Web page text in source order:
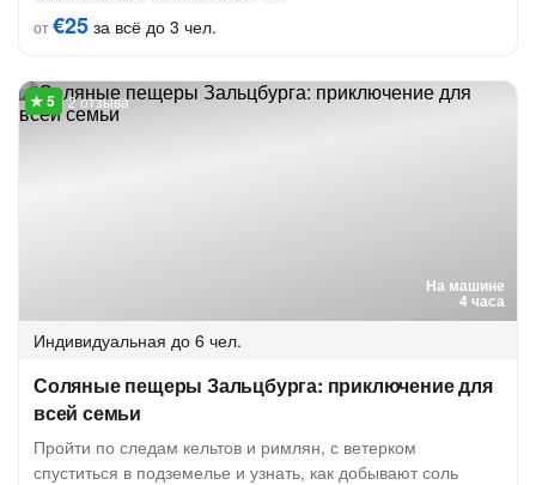
от€25 за всё до 3 чел.
На машине
4 часа
2 отзыва
Индивидуальная до 6 чел.
Соляные пещеры Зальцбурга: приключение для
всей семьи
Пройти по следам кельтов и римлян, с ветерком
спуститься в подземелье и узнать, как добывают соль